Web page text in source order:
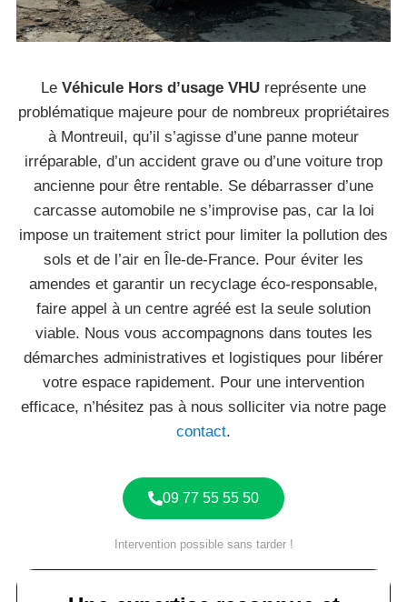
Le Véhicule Hors d’usage VHU représente une
problématique majeure pour de nombreux propriétaires
à Montreuil, qu’il s’agisse d’une panne moteur
irréparable, d’un accident grave ou d’une voiture trop
ancienne pour être rentable. Se débarrasser d’une
carcasse automobile ne s’improvise pas, car la loi
impose un traitement strict pour limiter la pollution des
sols et de l’air en Île-de-France. Pour éviter les
amendes et garantir un recyclage éco-responsable,
faire appel à un centre agréé est la seule solution
viable. Nous vous accompagnons dans toutes les
démarches administratives et logistiques pour libérer
votre espace rapidement. Pour une intervention
efficace, n’hésitez pas à nous solliciter via notre page
contact.
09 77 55 55 50
Intervention possible sans tarder !